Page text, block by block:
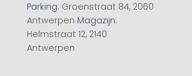
Parking: Groenstraat 84, 2060
Antwerpen Magazijn:
Helmstraat 12, 2140
Antwerpen